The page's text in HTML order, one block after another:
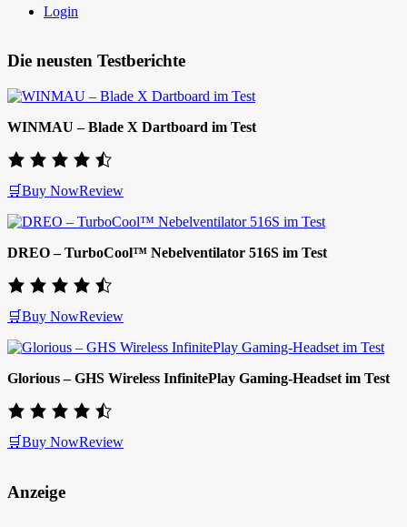
Login
Die neusten Testberichte
WINMAU – Blade X Dartboard im Test
🛒Buy NowReview
DREO – TurboCool™ Nebelventilator 516S im Test
🛒Buy NowReview
Glorious – GHS Wireless InfinitePlay Gaming-Headset im Test
🛒Buy NowReview
Anzeige